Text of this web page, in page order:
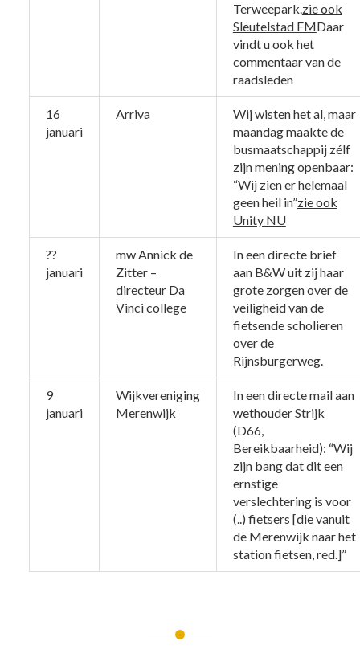
Terweepark.zie ook
Sleutelstad FMDaar
vindt u ook het
commentaar van de
raadsleden
16
januari
Arriva
Wij wisten het al, maar
maandag maakte de
busmaatschappij zélf
zijn mening openbaar:
“Wij zien er helemaal
geen heil in”zie ook
Unity NU
??
januari
mw Annick de
Zitter –
directeur Da
Vinci college
In een directe brief
aan B&W uit zij haar
grote zorgen over de
veiligheid van de
fietsende scholieren
over de
Rijnsburgerweg.
9
januari
Wijkvereniging
Merenwijk
In een directe mail aan
wethouder Strijk
(D66,
Bereikbaarheid): “Wij
zijn bang dat dit een
ernstige
verslechtering is voor
(..) fietsers [die vanuit
de Merenwijk naar het
station fietsen, red.]”